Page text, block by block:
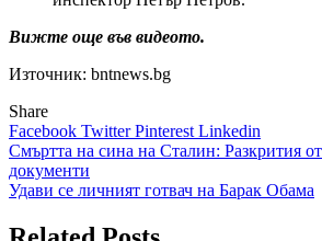
Вижте още във видеото.
Източник: bntnews.bg
Share
Facebook TwitterPinterest Linkedin
Навигация
Смъртта на сина на Сталин: Разкрития
документи
Удави се личният готвач на Барак Обама